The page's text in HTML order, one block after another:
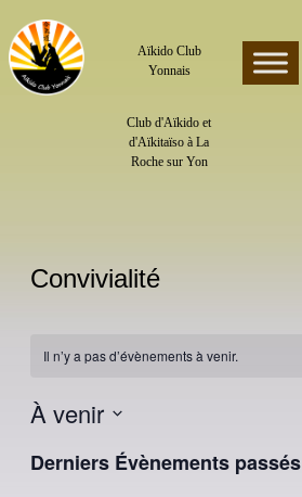
content
Aïkido Club
Yonnais
Club d'Aïkido et
d'Aïkitaïso à La
Roche sur Yon
Convivialité
Il n’y a pas d’évènements à venir.
À venir
date.
Derniers Évènements passés